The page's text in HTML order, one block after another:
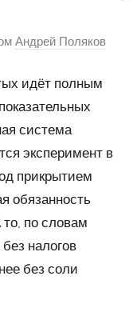
Андрей Поляков
идёт полным
система
эксперимент в
прикрытием
обязанность
по словам
налогов
без соли